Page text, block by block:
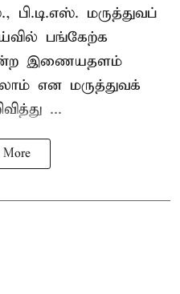
பி.டி.எஸ். மருத்துவப்
பங்கேற்க
என்ற இணையதளம்
என மருத்துவக்
...